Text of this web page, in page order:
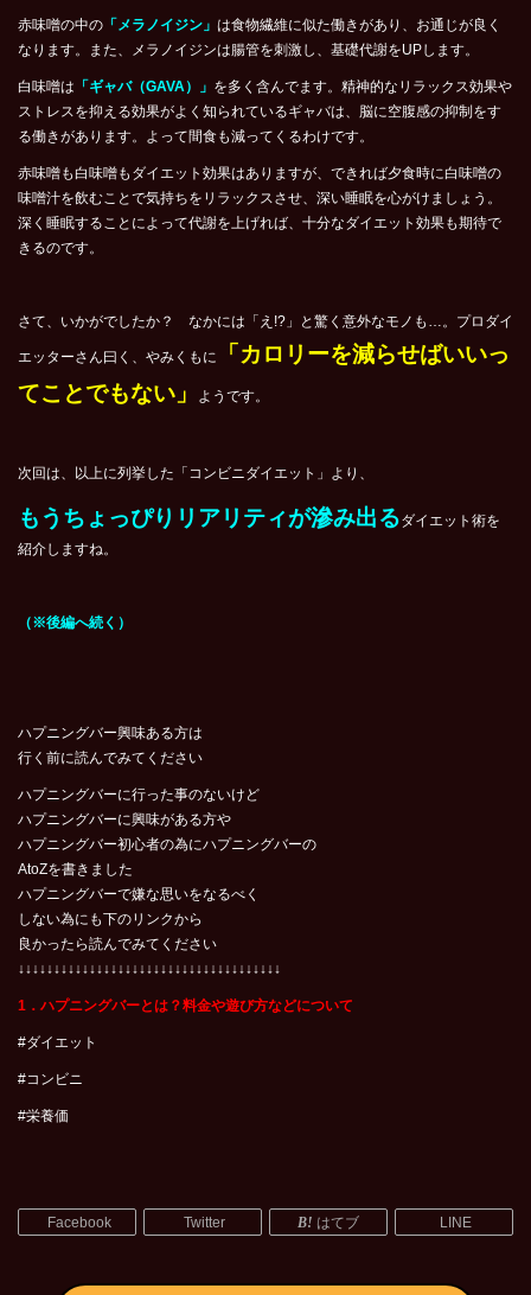
赤味噌の中の 「メラノイジン」 は食物繊維に似た働きがあり、お通じが良く
なります。また、メラノイジンは腸管を刺激し、基礎代謝をUPします。
白味噌は 「ギャバ（GAVA）」 を多く含んでます。精神的なリラックス効果や
ストレスを抑える効果がよく知られているギャバは、脳に空腹感の抑制をす
る働きがあります。よって間食も減ってくるわけです。
赤味噌も白味噌もダイエット効果はありますが、できれば夕食時に白味噌の
味噌汁を飲むことで気持ちをリラックスさせ、深い睡眠を心がけましょう。
深く睡眠することによって代謝を上げれば、十分なダイエット効果も期待で
きるのです。
さて、いかがでしたか？ なかには「え!?」と驚く意外なモノも…。プロダイ
エッターさん曰く、やみくもに
「カロリーを減らせばいいっ
てことでもない」
ようです。
次回は、以上に列挙した「コンビニダイエット」より、
もうちょっぴりリアリティが滲み出るダイエット術を
紹介しますね。
（※後編へ続く）
ハプニングバー興味ある方は
行く前に読んでみてください
ハプニングバーに行った事のないけど
ハプニングバーに興味がある方や
ハプニングバー初心者の為にハプニングバーの
AtoZを書きました
ハプニングバーで嫌な思いをなるべく
しない為にも下のリンクから
良かったら読んでみてください
↓↓↓↓↓↓↓↓↓↓↓↓↓↓↓↓↓↓↓↓↓↓↓↓↓↓↓↓↓↓↓↓↓↓↓↓↓
1．ハプニングバーとは？料金や遊び方などについて
#ダイエット
#コンビニ
#栄養価
Facebook Twitter はてブ LINE